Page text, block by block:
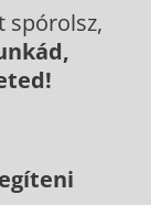
spórolsz,